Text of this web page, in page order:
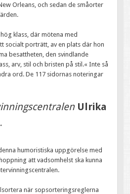
Orleans, och sedan de småorter
hög klass, där mötena med
socialt porträtt, av en plats där hon
besattheten, den svindlande
arv, stil och bristen på stil.« Inte så
ord. De 117 sidornas noteringar
Ulrika
humoristiska uppgörelse med
att vadsomhelst ska kunna
när sopsorteringsreglerna